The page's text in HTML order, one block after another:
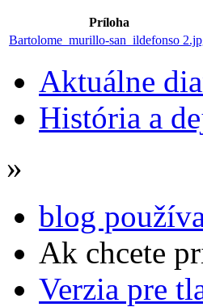
Príloha
Bartolome_murillo-san_ildefonso
Aktuálne
História a
»
blog
Ak chcete
Verzia pre